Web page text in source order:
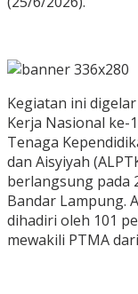
​Kegiatan ini
Kerja Nasional ke-
Tenaga
dan Aisyiyah
berlangsung pada
Bandar Lampung.
dihadiri oleh 101
mewakili PTMA